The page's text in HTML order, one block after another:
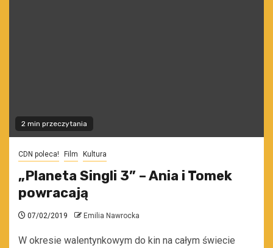
2 min przeczytania
CDN poleca! Film Kultura
„Planeta Singli 3” – Ania i Tomek
powracają
07/02/2019 Emilia Nawrocka
W okresie walentynkowym do kin na całym świecie